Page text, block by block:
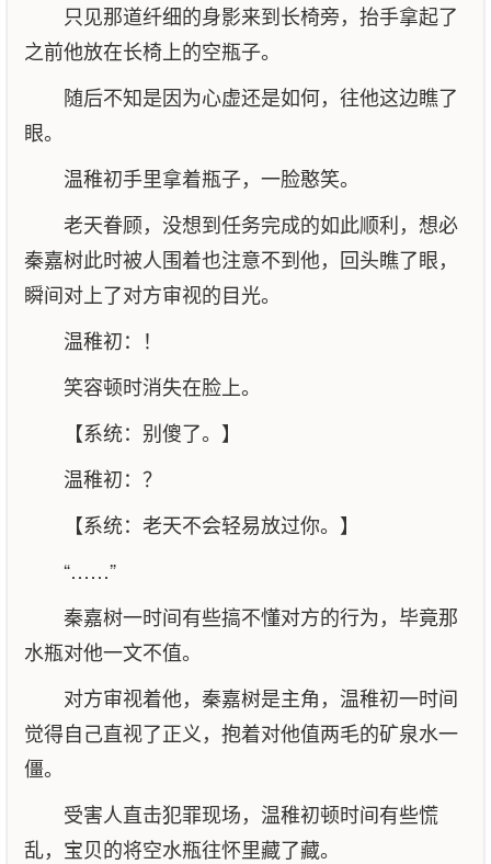
只见那道纤细的身影来到长椅旁，抬手拿起了
之前他放在长椅上的空瓶子。
随后不知是因为心虚还是如何，往他这边瞧了
眼。
温稚初手里拿着瓶子，一脸憨笑。
老天眷顾，没想到任务完成的如此顺利，想必
秦嘉树此时被人围着也注意不到他，回头瞧了眼，
瞬间对上了对方审视的目光。
温稚初：！
笑容顿时消失在脸上。
【系统：别傻了。】
温稚初：？
【系统：老天不会轻易放过你。】
“……”
秦嘉树一时间有些搞不懂对方的行为，毕竟那
水瓶对他一文不值。
对方审视着他，秦嘉树是主角，温稚初一时间
觉得自己直视了正义，抱着对他值两毛的矿泉水一
僵。
受害人直击犯罪现场，温稚初顿时间有些慌
乱，宝贝的将空水瓶往怀里藏了藏。